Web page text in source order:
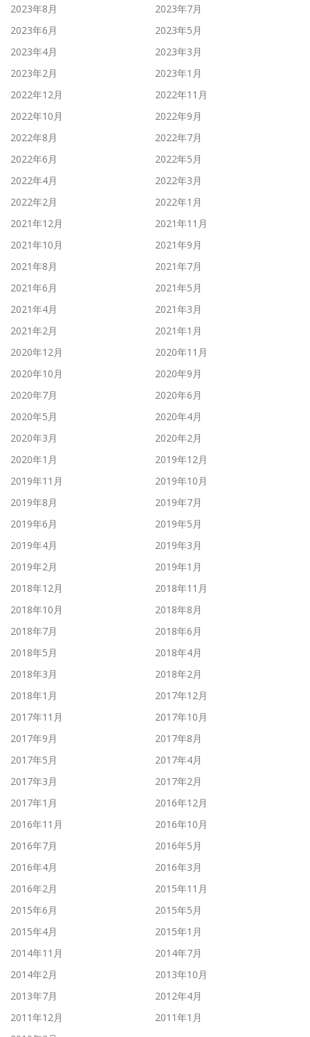
2023年8月
2023年7月
2023年6月
2023年5月
2023年4月
2023年3月
2023年2月
2023年1月
2022年12月
2022年11月
2022年10月
2022年9月
2022年8月
2022年7月
2022年6月
2022年5月
2022年4月
2022年3月
2022年2月
2022年1月
2021年12月
2021年11月
2021年10月
2021年9月
2021年8月
2021年7月
2021年6月
2021年5月
2021年4月
2021年3月
2021年2月
2021年1月
2020年12月
2020年11月
2020年10月
2020年9月
2020年7月
2020年6月
2020年5月
2020年4月
2020年3月
2020年2月
2020年1月
2019年12月
2019年11月
2019年10月
2019年8月
2019年7月
2019年6月
2019年5月
2019年4月
2019年3月
2019年2月
2019年1月
2018年12月
2018年11月
2018年10月
2018年8月
2018年7月
2018年6月
2018年5月
2018年4月
2018年3月
2018年2月
2018年1月
2017年12月
2017年11月
2017年10月
2017年9月
2017年8月
2017年5月
2017年4月
2017年3月
2017年2月
2017年1月
2016年12月
2016年11月
2016年10月
2016年7月
2016年5月
2016年4月
2016年3月
2016年2月
2015年11月
2015年6月
2015年5月
2015年4月
2015年1月
2014年11月
2014年7月
2014年2月
2013年10月
2013年7月
2012年4月
2011年12月
2011年1月